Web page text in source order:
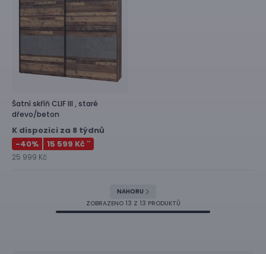
Šatní skříň CLIF III , staré
dřevo/beton
K dispozici za 8 týdnů
-40% 15 599 Kč **
25 999 Kč
NAHORU
ZOBRAZENO 13 Z 13 PRODUKTŮ